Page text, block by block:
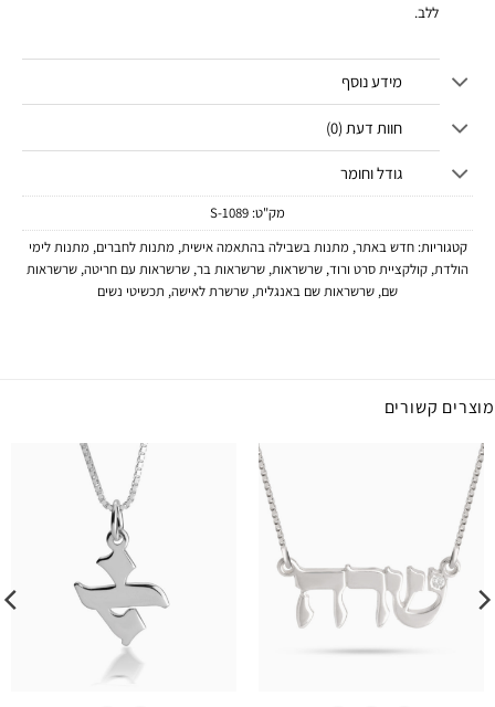
ללב.
מידע נוסף
חוות דעת (0)
גודל וחומר
מק"ט: 1089-S
קטגוריות:חדש באתר, מתנות בשבילה בהתאמה אישית, מתנות לחברים, מתנות לימי
הולדת, קולקציית סרט ורוד, שרשראות, שרשראות בר, שרשראות עם חריטה, שרשראות
שם, שרשראות שם באנגלית, שרשרת לאישה, תכשיטי נשים
מוצרים קשורים